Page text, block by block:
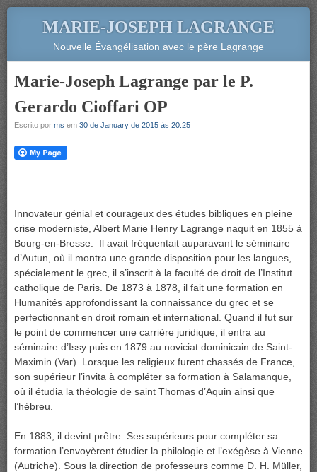
MARIE-JOSEPH LAGRANGE
Nouvelle Évangélisation avec le père Lagrange
Marie-Joseph Lagrange par le P.
Gerardo Cioffari OP
Escrito por ms em 30 de January de 2015 às 20:25
Innovateur génial et courageux des études bibliques en pleine
crise moderniste, Albert Marie Henry Lagrange naquit en 1855 à
Bourg-en-Bresse. Il avait fréquentait auparavant le séminaire
d’Autun, où il montra une grande disposition pour les langues,
spécialement le grec, il s’inscrit à la faculté de droit de l’Institut
catholique de Paris. De 1873 à 1878, il fait une formation en
Humanités approfondissant la connaissance du grec et se
perfectionnant en droit romain et international. Quand il fut sur
le point de commencer une carrière juridique, il entra au
séminaire d’Issy puis en 1879 au noviciat dominicain de Saint-
Maximin (Var). Lorsque les religieux furent chassés de France,
son supérieur l’invita à compléter sa formation à Salamanque,
où il étudia la théologie de saint Thomas d’Aquin ainsi que
l’hébreu.
En 1883, il devint prêtre. Ses supérieurs pour compléter sa
formation l’envoyèrent étudier la philologie et l’exégèse à Vienne
(Autriche). Sous la direction de professeurs comme D. H. Müller,